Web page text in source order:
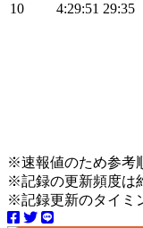
10
4:29:51 29:35
※速報値のため参考
※記録の更新頻度は
※記録更新のタイミ